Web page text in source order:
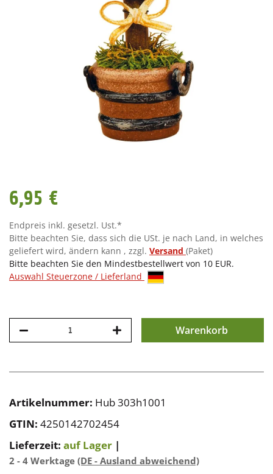
6,95 €
Endpreis inkl. gesetzl. Ust.*
Bitte beachten Sie, dass sich die USt. je nach Land, in welches
geliefert wird, ändern kann , zzgl. Versand (Paket)
Bitte beachten Sie den Mindestbestellwert von 10 EUR.
Auswahl Steuerzone / Lieferland
Warenkorb
Artikelnummer: Hub 303h1001
GTIN: 4250142702454
Lieferzeit: auf Lager |
2 - 4 Werktage (DE - Ausland abweichend)